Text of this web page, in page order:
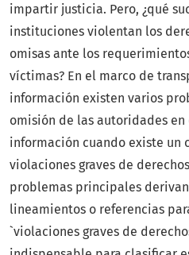
impartir justicia. Pero, ¿qué
instituciones violentan los
omisas ante los
víctimas? En el marco de
información existen varios
omisión de las autoridades
información cuando existe un
violaciones graves de
problemas principales
lineamientos o referencias
`violaciones graves de